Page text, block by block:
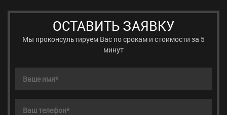
ОСТАВИТЬ ЗАЯВКУ
Мы проконсультируем Вас по срокам и стоимости за 5
минут